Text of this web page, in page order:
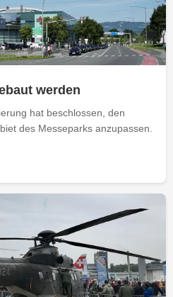
werden
hat beschlossen, den
des Messeparks anzupassen.